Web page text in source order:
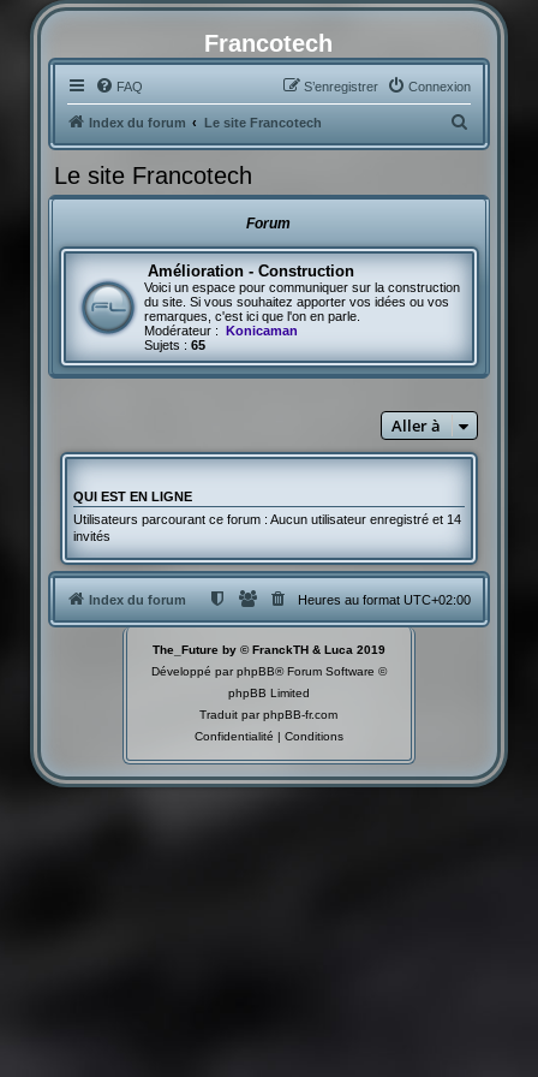
Francotech
FAQ Connexion
S’enregistrer
Index du forum Le site Francotech
e
r
Le site Francotech
Forum
Amélioration - Construction
Voici un espace pour communiquer sur la construction
du site. Si vous souhaitez apporter vos idées ou vos
remarques, c'est ici que l'on en parle.
Modérateur :
Konicaman
Sujets : 65
Aller à
QUI EST EN LIGNE
Utilisateurs parcourant ce forum : Aucun utilisateur enregistré et 14
invités
Index du forum Heures au formatUTC+02:00
The_Future by © FranckTH & Luca 2019
Développé parphpBB® Forum Software ©
phpBB Limited
Traduit parphpBB-fr.com
Confidentialité | Conditions